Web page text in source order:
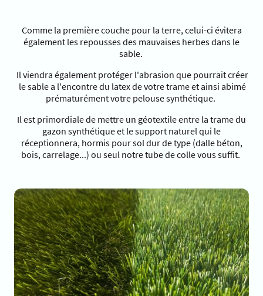
Comme la première couche pour la terre, celui-ci évitera
également les repousses des mauvaises herbes dans le
sable.
Il viendra également protéger l'abrasion que pourrait créer
le sable a l'encontre du latex de votre trame et ainsi abimé
prématurément votre pelouse synthétique.
Il est primordiale de mettre un géotextile entre la trame du
gazon synthétique et le support naturel qui le
réceptionnera, hormis pour sol dur de type (dalle béton,
bois, carrelage...) ou seul notre tube de colle vous suffit.